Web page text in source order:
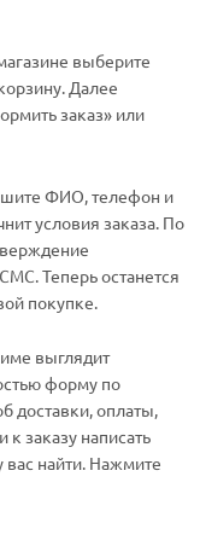
выберите
Далее
заказ» или
ФИО, телефон и
условия заказа. По
Теперь останется
покупке.
выглядит
форму по
доставки, оплаты,
заказу написать
найти. Нажмите